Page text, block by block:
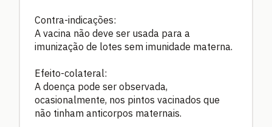
Contra-indicações:
A vacina não deve ser usada para a
imunização de lotes sem imunidade materna.
Efeito-colateral:
A doença pode ser observada,
ocasionalmente, nos pintos vacinados que
não tinham anticorpos maternais.